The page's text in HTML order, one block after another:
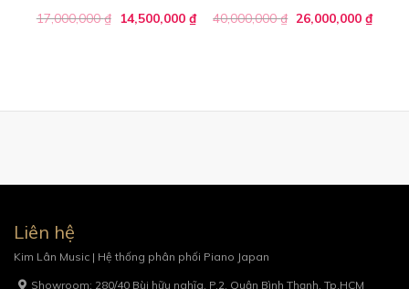
17,000,000₫ 14,500,000 ₫ 40,000,000₫ 26,000,000₫
Liên hệ
Kim Lân Music | Hệ thống phân phối Piano Japan
Showroom: 280/40 Bùi hữu nghĩa, P.2, Quận Bình Thạnh, Tp.HCM